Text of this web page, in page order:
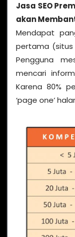
Jasa SEO
akan
Mendapat
pertama (situs
Pengguna
mencari
Karena 80%
‘page one’